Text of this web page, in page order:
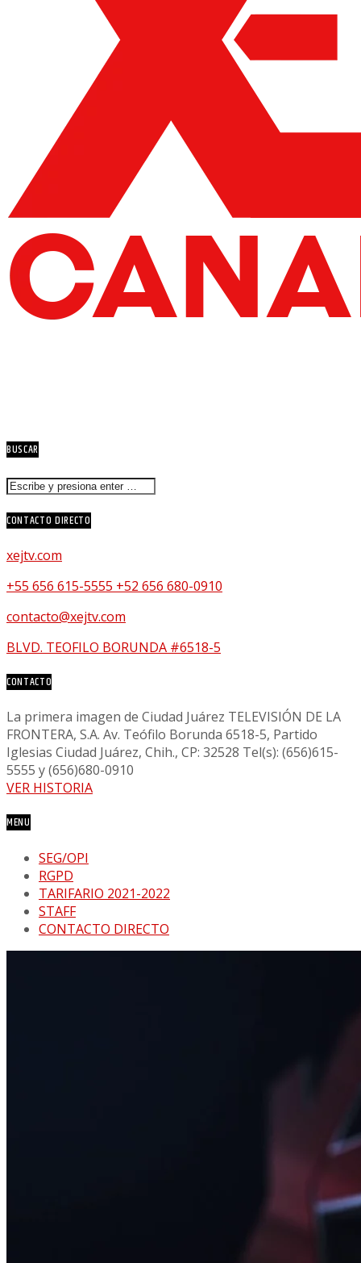
BUSCAR
CONTACTO DIRECTO
xejtv.com
+55 656 615-5555 +52 656 680-0910
contacto@xejtv.com
BLVD. TEOFILO BORUNDA #6518-5
CONTACTO
La primera imagen de Ciudad Juárez TELEVISIÓN DE LA
FRONTERA, S.A. Av. Teófilo Borunda 6518-5, Partido
Iglesias Ciudad Juárez, Chih., CP: 32528 Tel(s): (656)615-
5555 y (656)680-0910
VER HISTORIA
MENU
SEG/OPI
RGPD
TARIFARIO 2021-2022
STAFF
CONTACTO DIRECTO